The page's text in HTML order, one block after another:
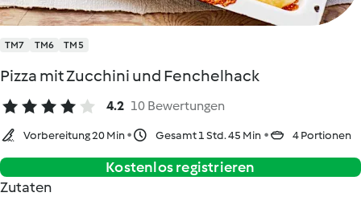
TM7 TM6 TM5
Pizza mit Zucchini und Fenchelhack
4.2 10 Bewertungen
Vorbereitung 20 Min Gesamt 1 Std. 45 Min 4 Portionen
Kostenlos registrieren
Zutaten